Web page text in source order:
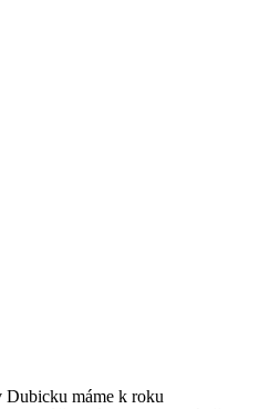
Dubicku máme k roku